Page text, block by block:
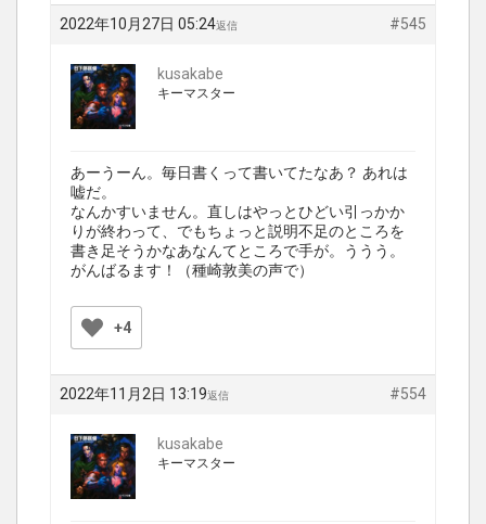
2022年10月27日 05:24 #545
返信
kusakabe
キーマスター
あーうーん。毎日書くって書いてたなあ？ あれは
嘘だ。
なんかすいません。直しはやっとひどい引っかか
りが終わって、でもちょっと説明不足のところを
書き足そうかなあなんてところで手が。ううう。
がんばるます！（種崎敦美の声で）
+4
2022年11月2日 13:19 #554
返信
kusakabe
キーマスター